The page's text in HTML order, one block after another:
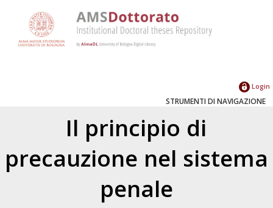
Login
STRUMENTI DI NAVIGAZIONE
Il principio di
precauzione nel sistema
penale